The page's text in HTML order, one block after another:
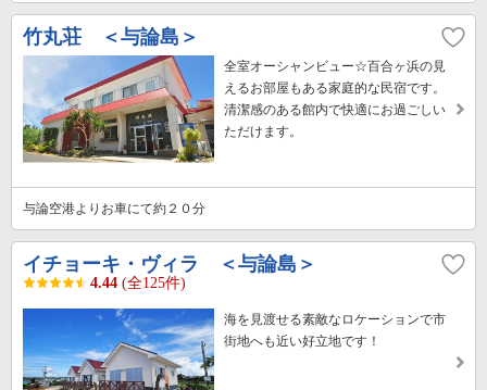
竹丸荘 ＜与論島＞
全室オーシャンビュー☆百合ヶ浜の見
えるお部屋もある家庭的な民宿です。
清潔感のある館内で快適にお過ごしい
ただけます。
与論空港よりお車にて約２０分
イチョーキ・ヴィラ ＜与論島＞
4.44 (全125件)
海を見渡せる素敵なロケーションで市
街地へも近い好立地です！